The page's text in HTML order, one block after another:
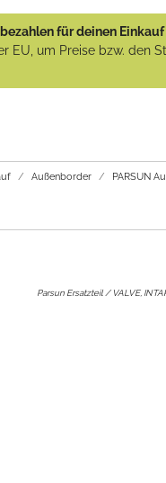
für deinen
EU, um Preise bzw. den
Außenborder PARSUN
Parsun Ersatzteil / VALVE,